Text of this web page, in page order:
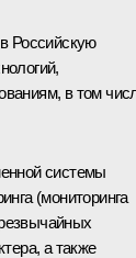
Российскую
в том
системы
(мониторинга
а также